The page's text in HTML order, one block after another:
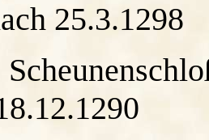
25.3.1298